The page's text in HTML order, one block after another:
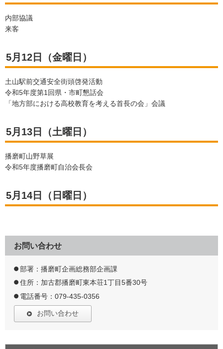
内部協議
来客
5月12日（金曜日）
土山駅前交通安全街頭啓発活動
令和5年度第1回県・市町懇話会
「地方部における高校教育を考える首長の会」会議
5月13日（土曜日）
播磨町山野草展
令和5年度播磨町自治会長会
5月14日（日曜日）
お問い合わせ
部署：播磨町企画総務部企画課
住所：加古郡播磨町東本荘1丁目5番30号
電話番号：079-435-0356
お問い合わせ